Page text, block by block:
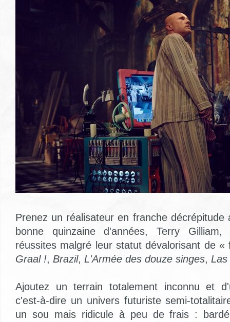
Prenez un réalisateur en franche décrépitude
bonne quinzaine d'années, Terry Gilliam,
réussites malgré leur statut dévalorisant de «
Graal !, Brazil, L'Armée des douze singes, Las
Ajoutez un terrain totalement inconnu et
c'est-à-dire un univers futuriste semi-
un sou mais ridicule à peu de frais :